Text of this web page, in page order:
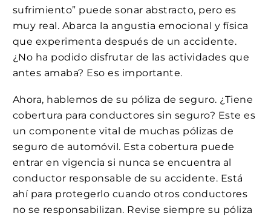
sufrimiento” puede sonar abstracto, pero es
muy real. Abarca la angustia emocional y física
que experimenta después de un accidente.
¿No ha podido disfrutar de las actividades que
antes amaba? Eso es importante.
Ahora, hablemos de su póliza de seguro. ¿Tiene
cobertura para conductores sin seguro? Este es
un componente vital de muchas pólizas de
seguro de automóvil. Esta cobertura puede
entrar en vigencia si nunca se encuentra al
conductor responsable de su accidente. Está
ahí para protegerlo cuando otros conductores
no se responsabilizan. Revise siempre su póliza